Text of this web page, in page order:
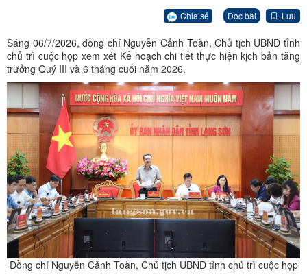
Chia sẻ Đọc bài Lưu
Sáng 06/7/2026, đồng chí Nguyễn Cảnh Toàn, Chủ tịch UBND tỉnh
chủ trì cuộc họp xem xét Kế hoạch chi tiết thực hiện kịch bản tăng
trưởng Quý III và 6 tháng cuối năm 2026.
Đồng chí Nguyễn Cảnh Toàn, Chủ tịch UBND tỉnh chủ trì cuộc họp